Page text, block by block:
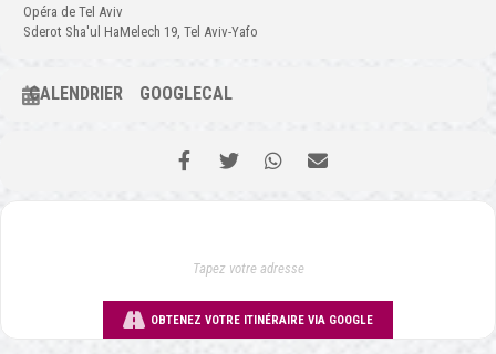
Opéra de Tel Aviv
Sderot Sha'ul HaMelech 19, Tel Aviv-Yafo
CALENDRIER GOOGLECAL
OBTENEZ VOTRE ITINÉRAIRE VIA GOOGLE